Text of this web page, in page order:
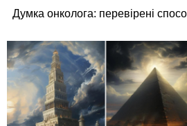
Думка онколога: перевірені